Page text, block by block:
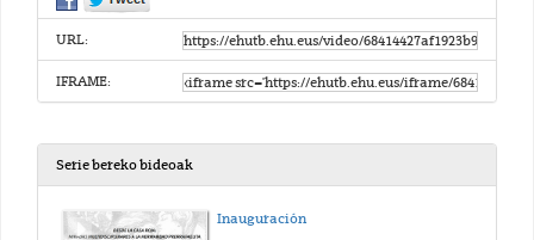
URL:
IFRAME:
Serie bereko bideoak
Inauguración